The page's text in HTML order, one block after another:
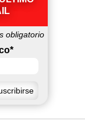
obligatorio
*